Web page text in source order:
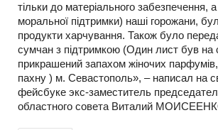
тільки до матеріального забезпечення,
моральної підтримки) наші горожани,
продукти харчування. Також було
сумчан з підтримкою (Один лист був на
прикрашений запахом жіночих парфумів,
пахну ) м. Севастополь», – написал на
фейсбуке экс-заместитель
областного совета Виталий